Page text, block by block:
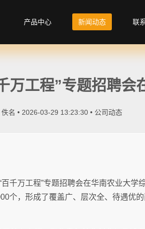
产品中心 新闻动态 联
万工程”专题招聘会
佚名 • 2026-03-29 13:23:30 • 公司动态
千万工程”专题招聘会在华南农业大学
个，形成了覆盖广、层次全、待遇优